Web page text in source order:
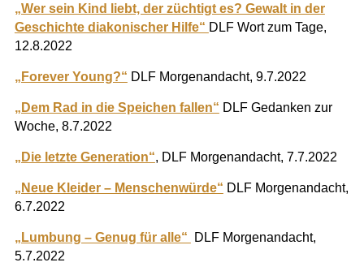
„Wer sein Kind liebt, der züchtigt es? Gewalt in der
Geschichte diakonischer Hilfe“ DLF Wort zum Tage,
12.8.2022
„Forever Young?“ DLF Morgenandacht, 9.7.2022
„Dem Rad in die Speichen fallen“ DLF Gedanken zur
Woche, 8.7.2022
„Die letzte Generation“, DLF Morgenandacht, 7.7.2022
„Neue Kleider – Menschenwürde“ DLF Morgenandacht,
6.7.2022
„Lumbung – Genug für alle“
DLF Morgenandacht,
5.7.2022